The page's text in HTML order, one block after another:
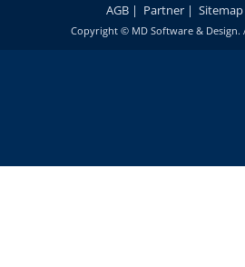
AGB| Partner| Sitemap
Copyright © MD Software & Design.